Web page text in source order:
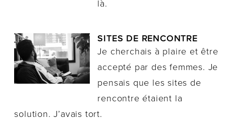
là.
SITES DE RENCONTRE
Je cherchais à plaire et être
accepté par des femmes. Je
pensais que les sites de
rencontre étaient la
solution. J’avais tort.